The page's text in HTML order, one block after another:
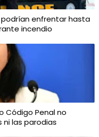
podrían enfrentar hasta
incendio
Código Penal no
ni las parodias